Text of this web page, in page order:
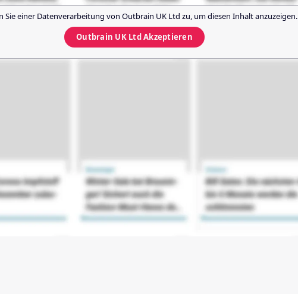
Sie einer Datenverarbeitung von Outbrain UK Ltd zu, um diesen Inhalt anzuzeigen.
Outbrain UK LtdAkzeptieren